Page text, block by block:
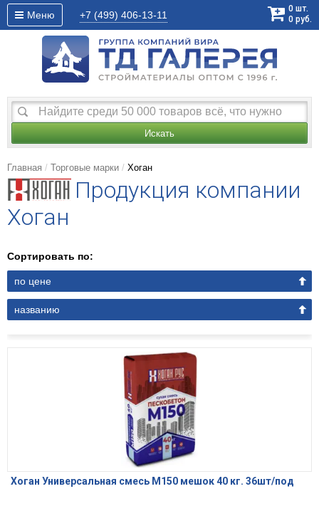
Меню +7 (499) 406-13-11
0 шт.
0 руб.
Искать
Главная Торговые марки Хоган
Продукция компании
Хоган
Сортировать по:
по цене
названию
Хоган Универсальная смесь М150 мешок 40 кг. 36шт/под